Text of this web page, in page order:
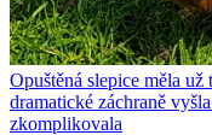
Opuštěná slepice měla
dramatické záchraně
zkomplikovala